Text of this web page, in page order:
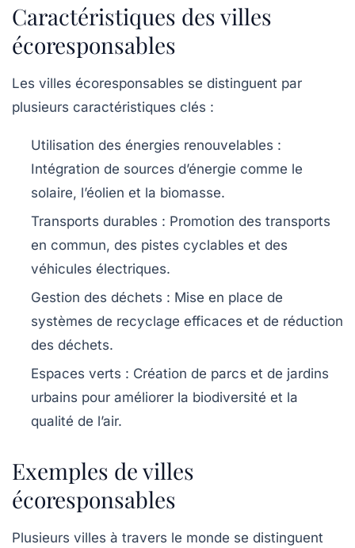
Caractéristiques des villes
écoresponsables
Les villes écoresponsables se distinguent par
plusieurs caractéristiques clés :
Utilisation des énergies renouvelables :
Intégration de sources d’énergie comme le
solaire, l’éolien et la biomasse.
Transports durables : Promotion des transports
en commun, des pistes cyclables et des
véhicules électriques.
Gestion des déchets : Mise en place de
systèmes de recyclage efficaces et de réduction
des déchets.
Espaces verts : Création de parcs et de jardins
urbains pour améliorer la biodiversité et la
qualité de l’air.
Exemples de villes
écoresponsables
Plusieurs villes à travers le monde se distinguent